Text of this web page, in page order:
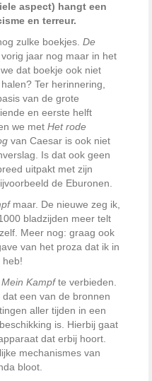
aspect) hangt een
en terreur.
zulke boekjes. De
jaar nog maar in het
dat boekje ook niet
Ter herinnering,
van de grote
en eerste helft
we met Het rode
van Caesar is ook niet
Is dat ook geen
uitpakt met zijn
de Eburonen.
maar. De nieuwe zeg ik,
bladzijden meer telt
Meer nog: graag ook
van het proza dat ik in
heb!
Mein Kampfte verbieden.
een van de bronnen
aller tijden in een
is. Hierbij gaat
dat erbij hoort.
mechanismes van
bloot.